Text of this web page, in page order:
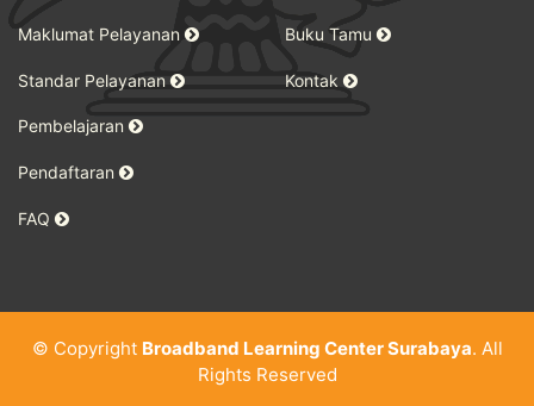
Maklumat Pelayanan
Standar Pelayanan
Pembelajaran
Pendaftaran
FAQ
Buku Tamu
Kontak
© Copyright Broadband Learning Center Surabaya. All
Rights Reserved